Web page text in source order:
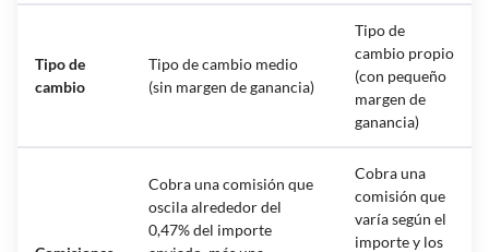
Tipo de
cambio
Tipo de cambio medio
(sin margen de ganancia)
Tipo de
cambio propio
(con pequeño
margen de
ganancia)
Cobra una comisión que
oscila alrededor del
0,47% del importe
Cobra una
comisión que
varía según el
importe y los